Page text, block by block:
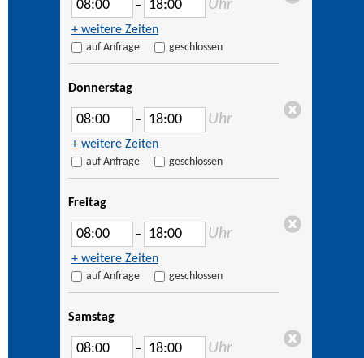
– Uhr
+ weitere Zeiten
auf Anfrage geschlossen
Donnerstag
– Uhr
+ weitere Zeiten
auf Anfrage geschlossen
Freitag
– Uhr
+ weitere Zeiten
auf Anfrage geschlossen
Samstag
– Uhr